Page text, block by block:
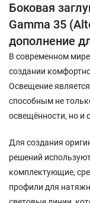
Боковая
Gamma 35
дополнение
В современном
создании
Освещение
способным не
освещённости, но и
Для создания
решений
комплектующие,
профили для